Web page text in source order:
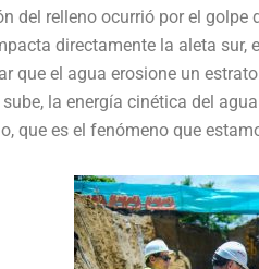
del relleno ocurrió por el
directamente la aleta sur,
que el agua erosione un
la energía cinética del
que es el fenómeno que